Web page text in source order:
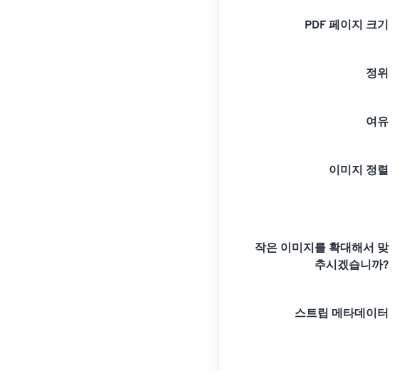
PDF 페이지 크기
정위
여유
이미지 정렬
작은 이미지를 확대해서 맞
추시겠습니까?
스트립 메타데이터